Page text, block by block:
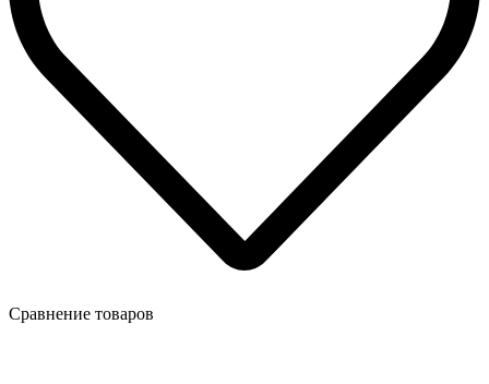
Сравнение товаров